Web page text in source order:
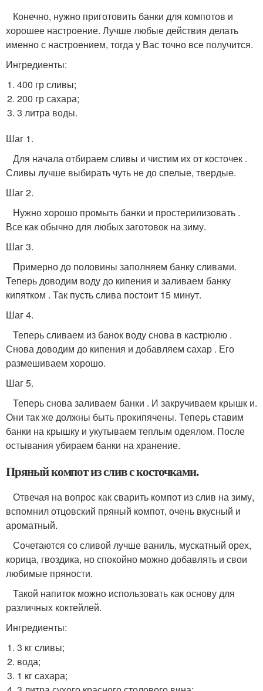
Конечно, нужно приготовить банки для компотов и
хорошее настроение. Лучше любые действия делать
именно с настроением, тогда у Вас точно все получится.
Ингредиенты:
400 гр сливы;
200 гр сахара;
3 литра воды.
Шаг 1.
Для начала отбираем сливы и чистим их от косточек .
Сливы лучше выбирать чуть не до спелые, твердые.
Шаг 2.
Нужно хорошо промыть банки и простерилизовать .
Все как обычно для любых заготовок на зиму.
Шаг 3.
Примерно до половины заполняем банку сливами.
Теперь доводим воду до кипения и заливаем банку
кипятком . Так пусть слива постоит 15 минут.
Шаг 4.
Теперь сливаем из банок воду снова в кастрюлю .
Снова доводим до кипения и добавляем сахар . Его
размешиваем хорошо.
Шаг 5.
Теперь снова заливаем банки . И закручиваем крышк и.
Они так же должны быть прокипячены. Теперь ставим
банки на крышку и укутываем теплым одеялом. После
остывания убираем банки на хранение.
Пряный компот из слив с косточками.
Отвечая на вопрос как сварить компот из слив на зиму,
вспомнил отцовский пряный компот, очень вкусный и
ароматный.
Сочетаются со сливой лучше ваниль, мускатный орех,
корица, гвоздика, но спокойно можно добавлять и свои
любимые пряности.
Такой напиток можно использовать как основу для
различных коктейлей.
Ингредиенты:
3 кг сливы;
вода;
1 кг сахара;